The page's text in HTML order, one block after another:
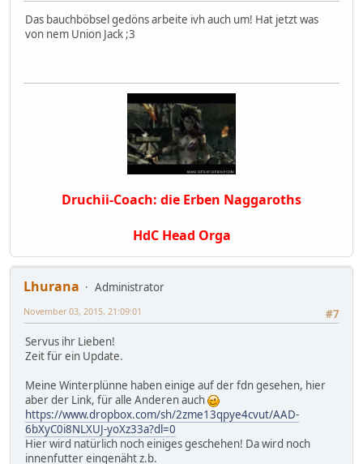
Das bauchböbsel gedöns arbeite ivh auch um! Hat jetzt was
von nem Union Jack ;3
Druchii-Coach: die Erben Naggaroths
HdC Head Orga
Lhurana
Administrator
#7
November 03, 2015, 21:09:01
Servus ihr Lieben!
Zeit für ein Update.
Meine Winterplünne haben einige auf der fdn gesehen, hier
aber der Link, für alle Anderen auch
https://www.dropbox.com/sh/2zme13qpye4cvut/AAD-
6bXyC0i8NLXUJ-yoXz33a?dl=0
Hier wird natürlich noch einiges geschehen! Da wird noch
innenfutter eingenäht z.b.